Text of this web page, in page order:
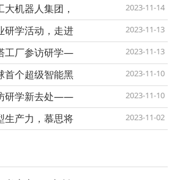
大机器人集团， 2023-11-14
研学活动，走进 2023-11-13
工厂参访研学— 2023-11-13
首个超级智能黑 2023-11-10
研学新去处—— 2023-11-10
生产力，慕思将 2023-11-02